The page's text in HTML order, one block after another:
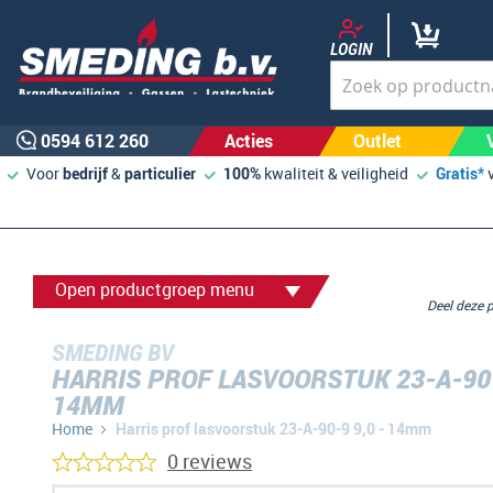
LOGIN
0594 612 260 Acties Outlet
Voorbedrijf&particulier 100% kwaliteit & veiligheid Gratis*
Open productgroep menu
SMEDING BV
HARRIS PROF LASVOORSTUK 23-A-
14MM
Home Harris prof lasvoorstuk 23-A-90-9 9,0 - 14mm
Deel
0 reviews